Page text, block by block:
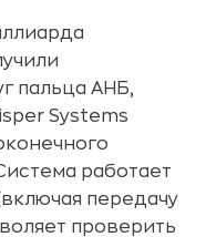
пальца АНБ,
Systems
работает
передачу
проверить